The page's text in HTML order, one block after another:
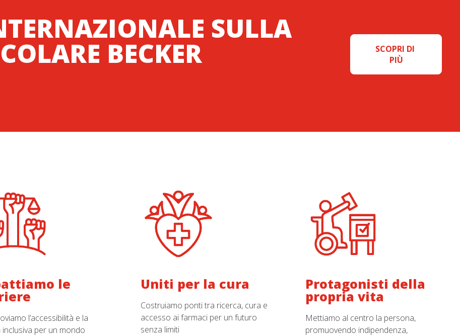
SULLA
BECKER
SCOPRI DI
PIÙ
le
l’accessibilità e la
inclusiva per un mondo
Uniti per la cura
Costruiamo ponti tra ricerca, cura e
accesso ai farmaci per un futuro
senza limiti
Protagonisti della
propria vita
Mettiamo al centro la persona,
promuovendo indipendenza,